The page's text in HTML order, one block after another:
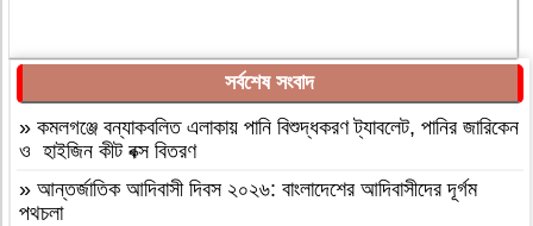
সর্বশেষ সংবাদ
» কমলগঞ্জে বন্যাকবলিত এলাকায় পানি বিশুদ্ধকরণ ট্যাবলেট, পানির জারিকেন
ও হাইজিন কীট বক্স বিতরণ
» আন্তর্জাতিক আদিবাসী দিবস ২০২৬: বাংলাদেশের আদিবাসীদের দূর্গম
পথচলা